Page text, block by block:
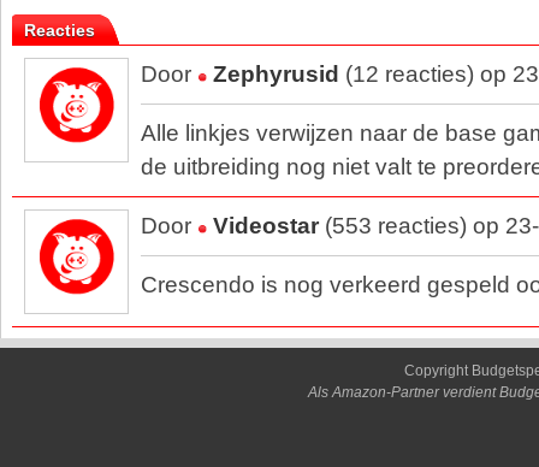
Reacties
Door Zephyrusid (12 reacties) op
Alle linkjes verwijzen naar de base
de uitbreiding nog niet valt te
Door Videostar (553 reacties) op
Crescendo is nog verkeerd gespeld
Copyright
Als Amazon-Partner verdient